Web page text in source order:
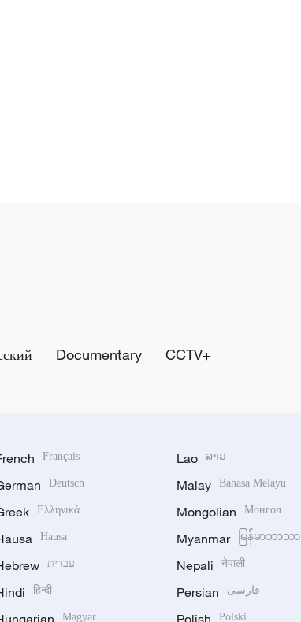
Documentary CCTV+
Français
Deutsch
Ελληνικά
Hausa
עברית
हिन्दी
Magyar
Lao ລາວ
Malay Bahasa Melayu
Mongolian Монгол
Myanmar မြန်မာဘာသာ
Nepali नेपाली
Persian فارسی
Polski